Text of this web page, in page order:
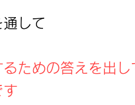
して
ための答えを出
す